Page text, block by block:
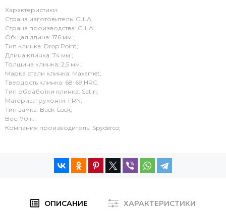
Характеристики:
Страна изготовитель: США;
Страна производства: США;
Общая длина: 176 мм.;
Тип клинка: Drop Point;
Длина клинка: 74 мм.;
Толщина клинка: 2,5 мм.;
Марка стали клинка: Maxamet;
Твердость клинка: 68-69 HRC;
Тип обработки клинка: Satin;
Материал рукояти: FRN;
Тип замка: Back-Lock;
Вес: 70 г.;
Компания производитель: Spyderco;
ОПИСАНИЕ ХАРАКТЕРИСТИКИ